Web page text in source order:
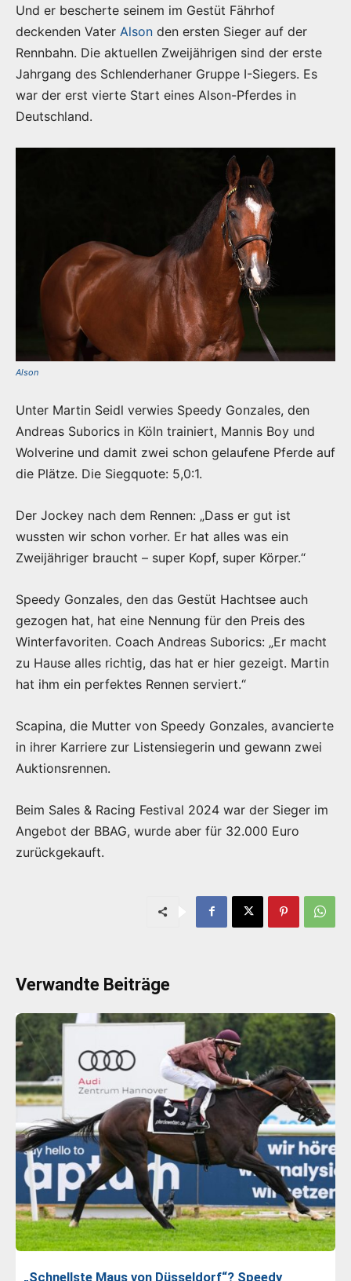
Und er bescherte seinem im Gestüt Fährhof
deckenden Vater Alson den ersten Sieger auf der
Rennbahn. Die aktuellen Zweijährigen sind der erste
Jahrgang des Schlenderhaner Gruppe I-Siegers. Es
war der erst vierte Start eines Alson-Pferdes in
Deutschland.
Alson
Unter Martin Seidl verwies Speedy Gonzales, den
Andreas Suborics in Köln trainiert, Mannis Boy und
Wolverine und damit zwei schon gelaufene Pferde auf
die Plätze. Die Siegquote: 5,0:1.
Der Jockey nach dem Rennen: „Dass er gut ist
wussten wir schon vorher. Er hat alles was ein
Zweijähriger braucht – super Kopf, super Körper.“
Speedy Gonzales, den das Gestüt Hachtsee auch
gezogen hat, hat eine Nennung für den Preis des
Winterfavoriten. Coach Andreas Suborics: „Er macht
zu Hause alles richtig, das hat er hier gezeigt. Martin
hat ihm ein perfektes Rennen serviert.“
Scapina, die Mutter von Speedy Gonzales, avancierte
in ihrer Karriere zur Listensiegerin und gewann zwei
Auktionsrennen.
Beim Sales & Racing Festival 2024 war der Sieger im
Angebot der BBAG, wurde aber für 32.000 Euro
zurückgekauft.
Verwandte Beiträge
„Schnellste Maus von Düsseldorf“? Speedy